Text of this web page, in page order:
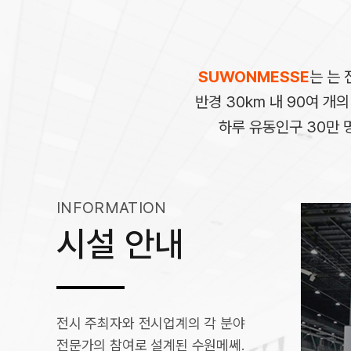
SUWONMESSE는 는
반경 30km 내 90여 개의
하루 유동인구 30만
INFORMATION
시설 안내
전시 주최자와 전시업계의 각 분야
전문가의 참여로 설계된 수원메쎄.